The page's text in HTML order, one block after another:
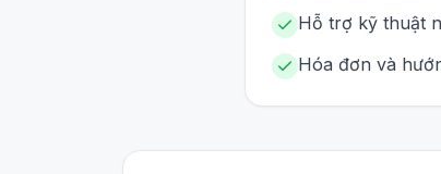
Hỗ trợ kỹ thuật
Hóa đơn và